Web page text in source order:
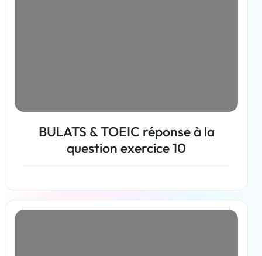
BULATS & TOEIC réponse à la
question exercice 10
En savoir plus